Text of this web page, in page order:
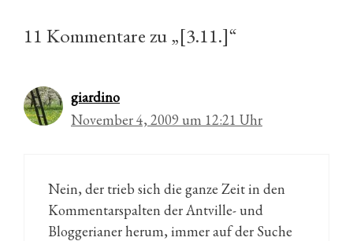
11 Kommentare zu „[3.11.]“
giardino
November 4, 2009 um 12:21 Uhr
Nein, der trieb sich die ganze Zeit in den
Kommentarspalten der Antville- und
Bloggerianer herum, immer auf der Suche